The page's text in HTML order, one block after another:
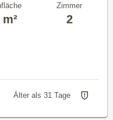
Zimmer
2
Älter als 31 Tage